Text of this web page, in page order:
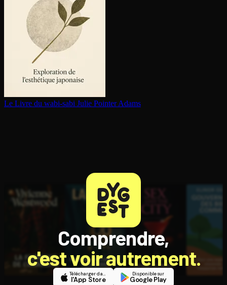
Le Livre du wabi-sabi Julie Pointer Adams
Comprendre,
c'est voir autrement.
Télécharger dans
l'App Store
Disponible sur
Google Play